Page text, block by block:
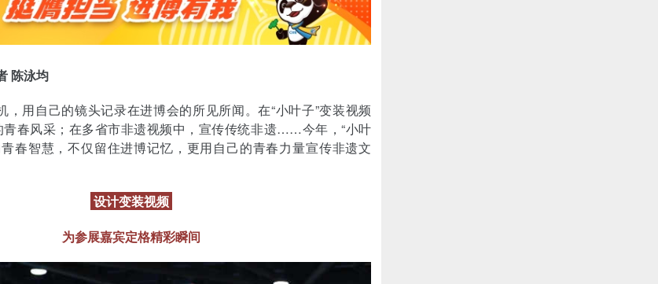
陈泳均
，用自己的镜头记录在进博会的所见所闻。在“小叶子”变装视频
青春风采；在多省市非遗视频中，宣传传统非遗……今年，“小叶
春智慧，不仅留住进博记忆，更用自己的青春力量宣传非遗文
设计变装视频
为参展嘉宾定格精彩瞬间